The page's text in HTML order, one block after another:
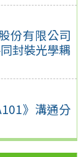
份有限公司
封裝光學耦
》溝通分